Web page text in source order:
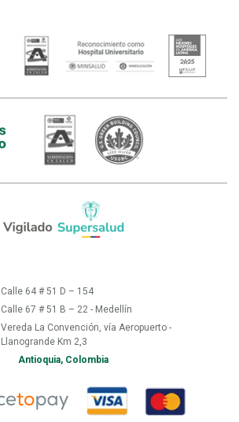
Calle 64 # 51 D – 154
Calle 67 # 51 B – 22 - Medellín
Vereda La Convención, vía Aeropuerto -
Llanogrande Km 2,3
Antioquia, Colombia